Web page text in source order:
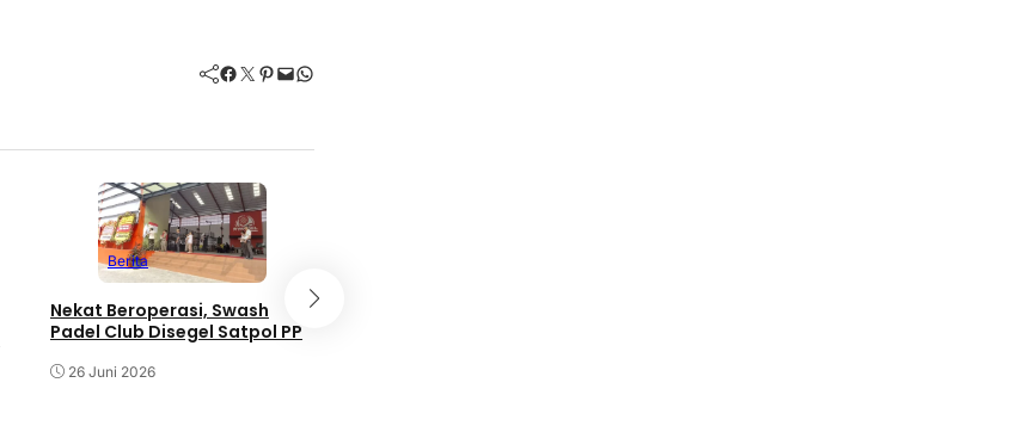
Facebook Twitter Pinterest Mail WhatsApp
Berita
Nekat Beroperasi, Swash
Padel Club Disegel Satpol PP
26 Juni 2026